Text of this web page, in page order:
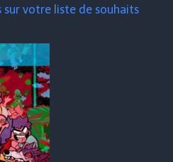
sur votre liste de souhaits